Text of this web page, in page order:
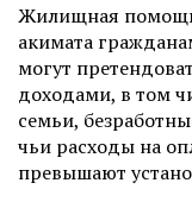
Жилищная помощь
акимата
могут
доходами, в том
семьи,
чьи расходы на
превышают